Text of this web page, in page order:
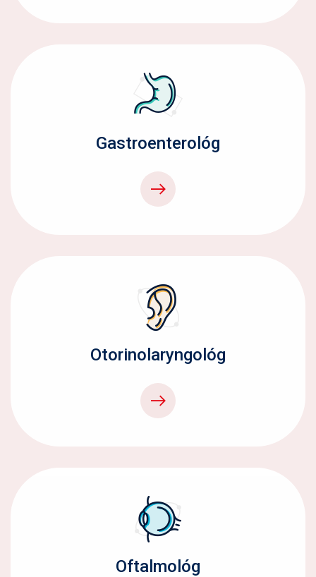
Gastroenterológ
Otorinolaryngológ
Oftalmológ